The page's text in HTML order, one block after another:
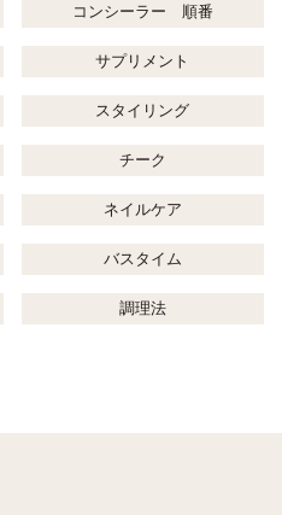
コンシーラー 順番
サプリメント
スタイリング
チーク
ネイルケア
バスタイム
調理法